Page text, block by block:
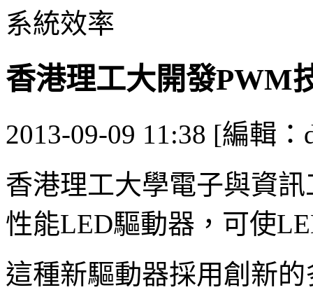
系統效率
香港理工大開發PWM
2013-09-09 11:38 [編輯：
香港理工大學電子與資
性能LED驅動器，可使
這種新驅動器採用創新